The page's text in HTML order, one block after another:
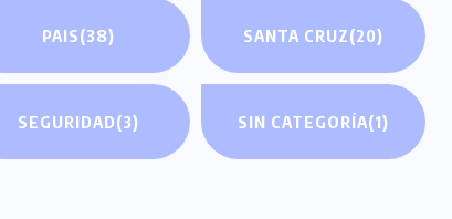
PAIS(38) SANTA CRUZ(20)
SEGURIDAD(3) SIN CATEGORÍA(1)